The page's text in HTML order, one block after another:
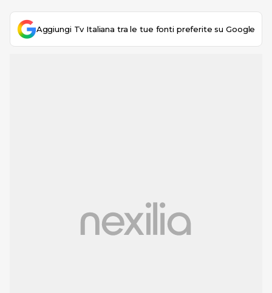
Aggiungi Tv Italiana tra le tue fonti preferite su Google